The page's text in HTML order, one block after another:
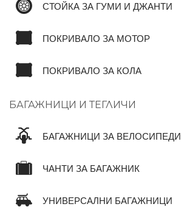
СТОЙКА ЗА ГУМИ И ДЖАНТИ
ПОКРИВАЛО ЗА МОТОР
ПОКРИВАЛО ЗА КОЛА
БАГАЖНИЦИ И ТЕГЛИЧИ
БАГАЖНИЦИ ЗА ВЕЛОСИПЕДИ
ЧАНТИ ЗА БАГАЖНИК
УНИВЕРСАЛНИ БАГАЖНИЦИ